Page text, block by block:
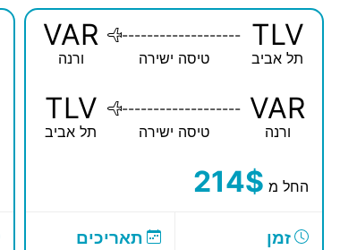
TLV
תל אביב
-------------------
טיסה ישירה
VAR
ורנה
VAR
ורנה
-------------------
טיסה ישירה
TLV
תל אביב
החל מ 214$
זמן תאריכים